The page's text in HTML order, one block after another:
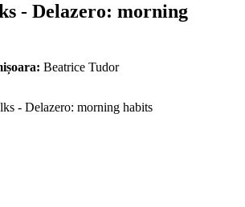
- Delazero: morning
Beatrice Tudor